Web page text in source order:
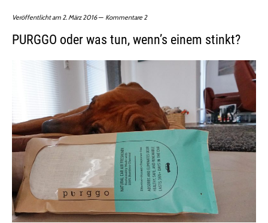
Veröffentlicht am 2. März 2016 Kommentare 2
PURGGO oder was tun, wenn’s einem stinkt?